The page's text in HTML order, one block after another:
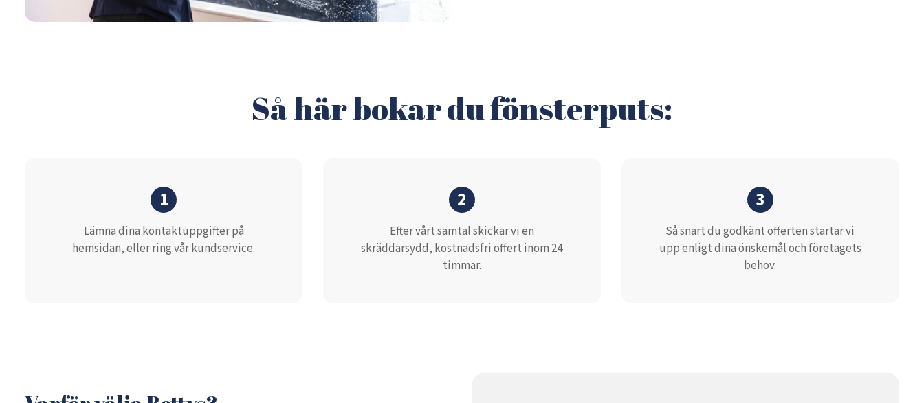
Så här bokar du fönsterputs:
1
Lämna dina kontaktuppgifter på
hemsidan, eller ring vår kundservice.
2
Efter vårt samtal skickar vi en
skräddarsydd, kostnadsfri offert inom 24
timmar.
3
Så snart du godkänt offerten startar vi
upp enligt dina önskemål och företagets
behov.